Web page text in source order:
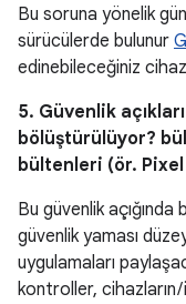
Bu soruna yönelik
sürücülerde bulunur
edinebileceğiniz cihaz
5. Güvenlik
bölüştürülüyor?
bültenleri (ör.
Bu güvenlik açığında
güvenlik yaması
uygulamaları
kontroller, cihazların